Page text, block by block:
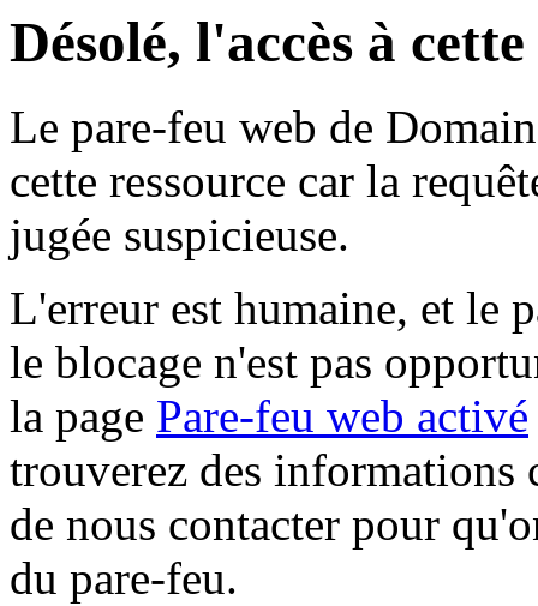
Désolé, l'accès à
Le pare-feu web de
cette ressource car la
jugée suspicieuse.
L'erreur est humaine, et le
le blocage n'est pas
la page Pare-feu web activé
trouverez des informations
de nous contacter pour
du pare-feu.